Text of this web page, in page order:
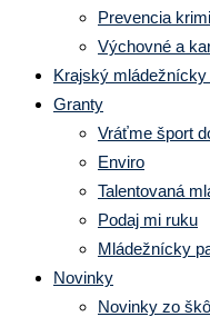
Prevencia
Výchovné a
Krajský mládežnícky
Granty
Vráťme šport
Enviro
Talentovaná
Podaj mi ruku
Mládežnícky
Novinky
Novinky zo